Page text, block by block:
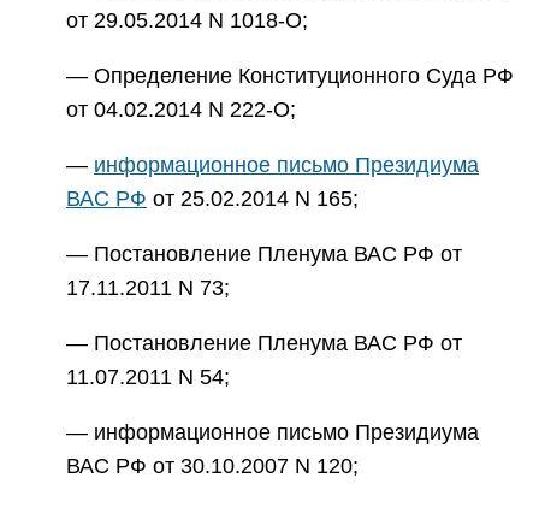
от 29.05.2014 N 1018-О;
— Определение Конституционного Суда РФ
от 04.02.2014 N 222-О;
— информационное письмо Президиума
ВАС РФ от 25.02.2014 N 165;
— Постановление Пленума ВАС РФ от
17.11.2011 N 73;
— Постановление Пленума ВАС РФ от
11.07.2011 N 54;
— информационное письмо Президиума
ВАС РФ от 30.10.2007 N 120;